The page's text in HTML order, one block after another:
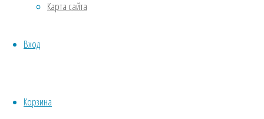
Карта сайта
Вход
Корзина
Хвойники
ИНСТРУМЕНТЫ, ОБОРУДОВАНИЕ